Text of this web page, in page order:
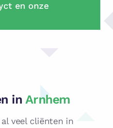
en onze
in Arnhem
al veel cliënten in